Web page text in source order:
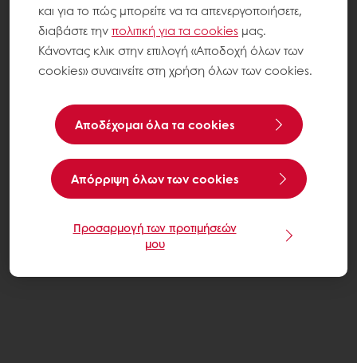
και για το πώς μπορείτε να τα απενεργοποιήσετε,
διαβάστε τηνπολιτική για τα cookies μας.
Κάνοντας κλικ στην επιλογή «Αποδοχή όλων των
cookies» συναινείτε στη χρήση όλων των cookies.
Αποδέχομαι όλα τα cookies
Aπόρριψη όλων των cookies
Προσαρμογή των προτιμήσεών
μου